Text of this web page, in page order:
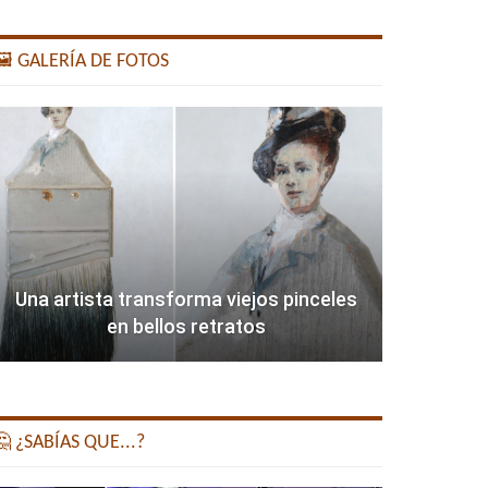
GALERÍA DE FOTOS
Una artista transforma viejos pinceles
en bellos retratos
¿SABÍAS QUE...?